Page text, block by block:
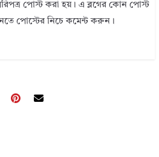
পোস্ট করা হয়। এ ব্লগের কোন পোস্ট
পোস্টের নিচে কমেন্ট করুন।